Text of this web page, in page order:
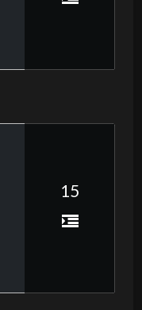
15